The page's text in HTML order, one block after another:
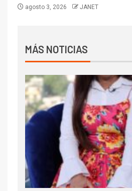
agosto 3, 2026 JANET
MÁS NOTICIAS